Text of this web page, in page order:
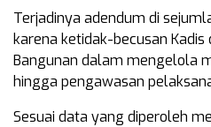
Terjadinya adendum di
karena ketidak-becusan Kadis
Bangunan dalam mengelola
hingga pengawasan
Sesuai data yang diperoleh